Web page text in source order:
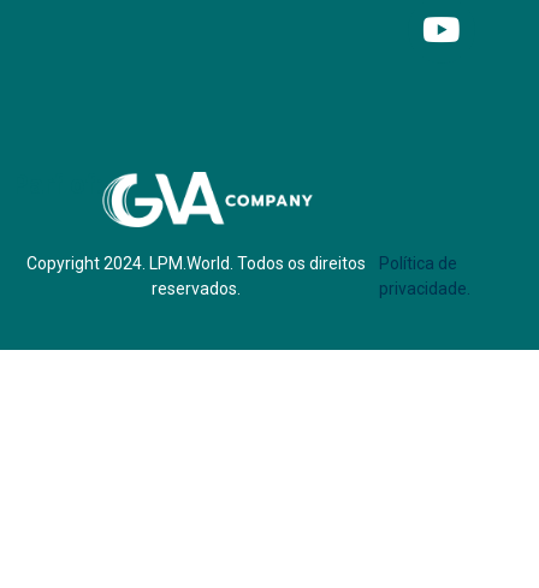
Copyright 2024. LPM.World. Todos os direitos
reservados.
Política de
privacidade.